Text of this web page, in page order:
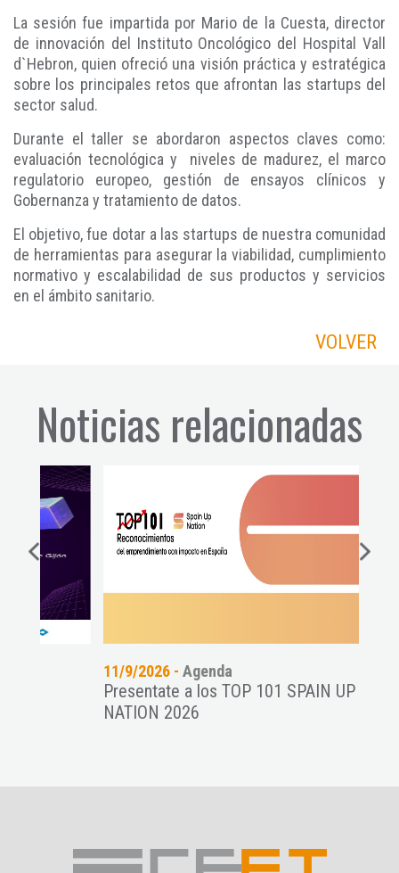
La sesión fue impartida por Mario de la Cuesta, director
de innovación del Instituto Oncológico del Hospital Vall
d`Hebron, quien ofreció una visión práctica y estratégica
sobre los principales retos que afrontan las startups del
sector salud.
Durante el taller se abordaron aspectos claves como:
evaluación tecnológica y niveles de madurez, el marco
regulatorio europeo, gestión de ensayos clínicos y
Gobernanza y tratamiento de datos.
El objetivo, fue dotar a las startups de nuestra comunidad
de herramientas para asegurar la viabilidad, cumplimiento
normativo y escalabilidad de sus productos y servicios
en el ámbito sanitario.
VOLVER
Noticias relacionadas
11/9/2026 -Agenda
Presentate a los TOP 101 SPAIN UP
NATION 2026